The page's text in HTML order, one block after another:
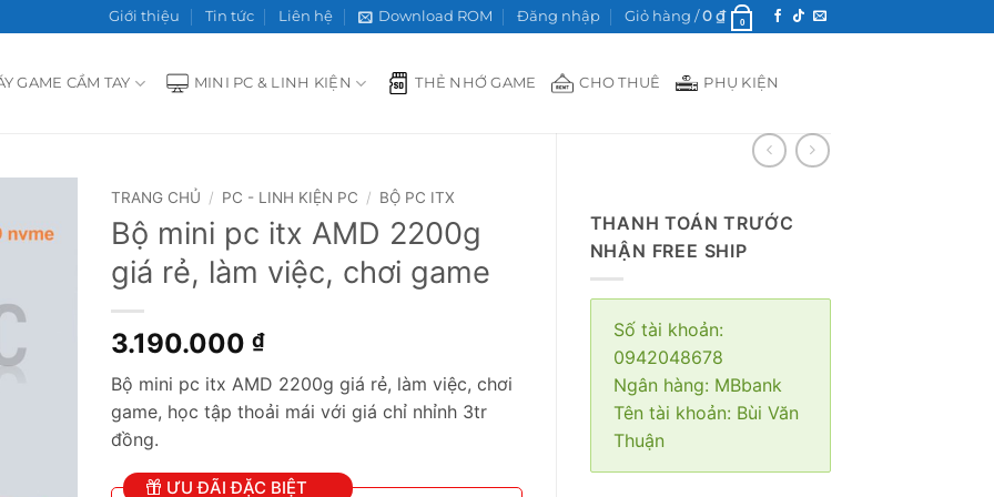
Giới thiệu Tin tức Liên hệ Download ROM Đăng nhập Giỏ hàng /0₫ 0
GAME CẦM TAY MINI PC & LINH KIỆN THẺ NHỚ GAME CHO THUÊ PHỤ KIỆN
THANH TOÁN TRƯỚC
NHẬN FREE SHIP
Số tài khoản:
0942048678
Ngân hàng: MBbank
Tên tài khoản: Bùi Văn
Thuận
TRANG CHỦ / PC - LINH KIỆN PC / BỘ PC ITX
Bộ mini pc itx AMD 2200g
giá rẻ, làm việc, chơi game
3.190.000 ₫
Bộ mini pc itx AMD 2200g giá rẻ, làm việc, chơi
game, học tập thoải mái với giá chỉ nhỉnh 3tr
đồng.
ƯU ĐÃI ĐẶC BIỆT